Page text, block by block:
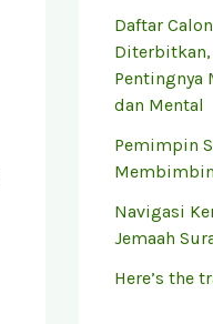
Daftar
Pentingnya
dan Mental
Pemimpin
Navigasi
Jemaah
Here’s the